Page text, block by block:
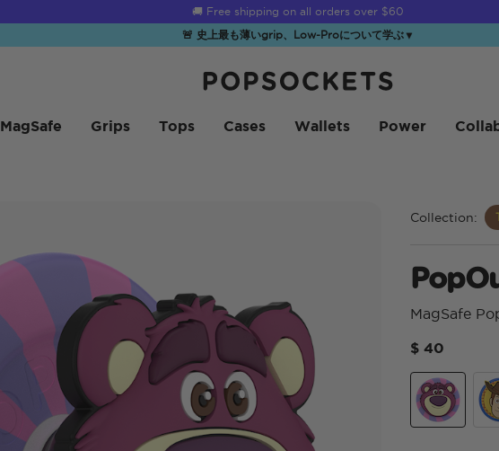
Summer Sendoff Sale is on 🚨 Up to 60% off
🚨 史上最も薄いgrip、Low-Proについて学ぶ▼
MagSafe Grips Tops Cases Wallets Power
Collection:
MagSafe
$ 40